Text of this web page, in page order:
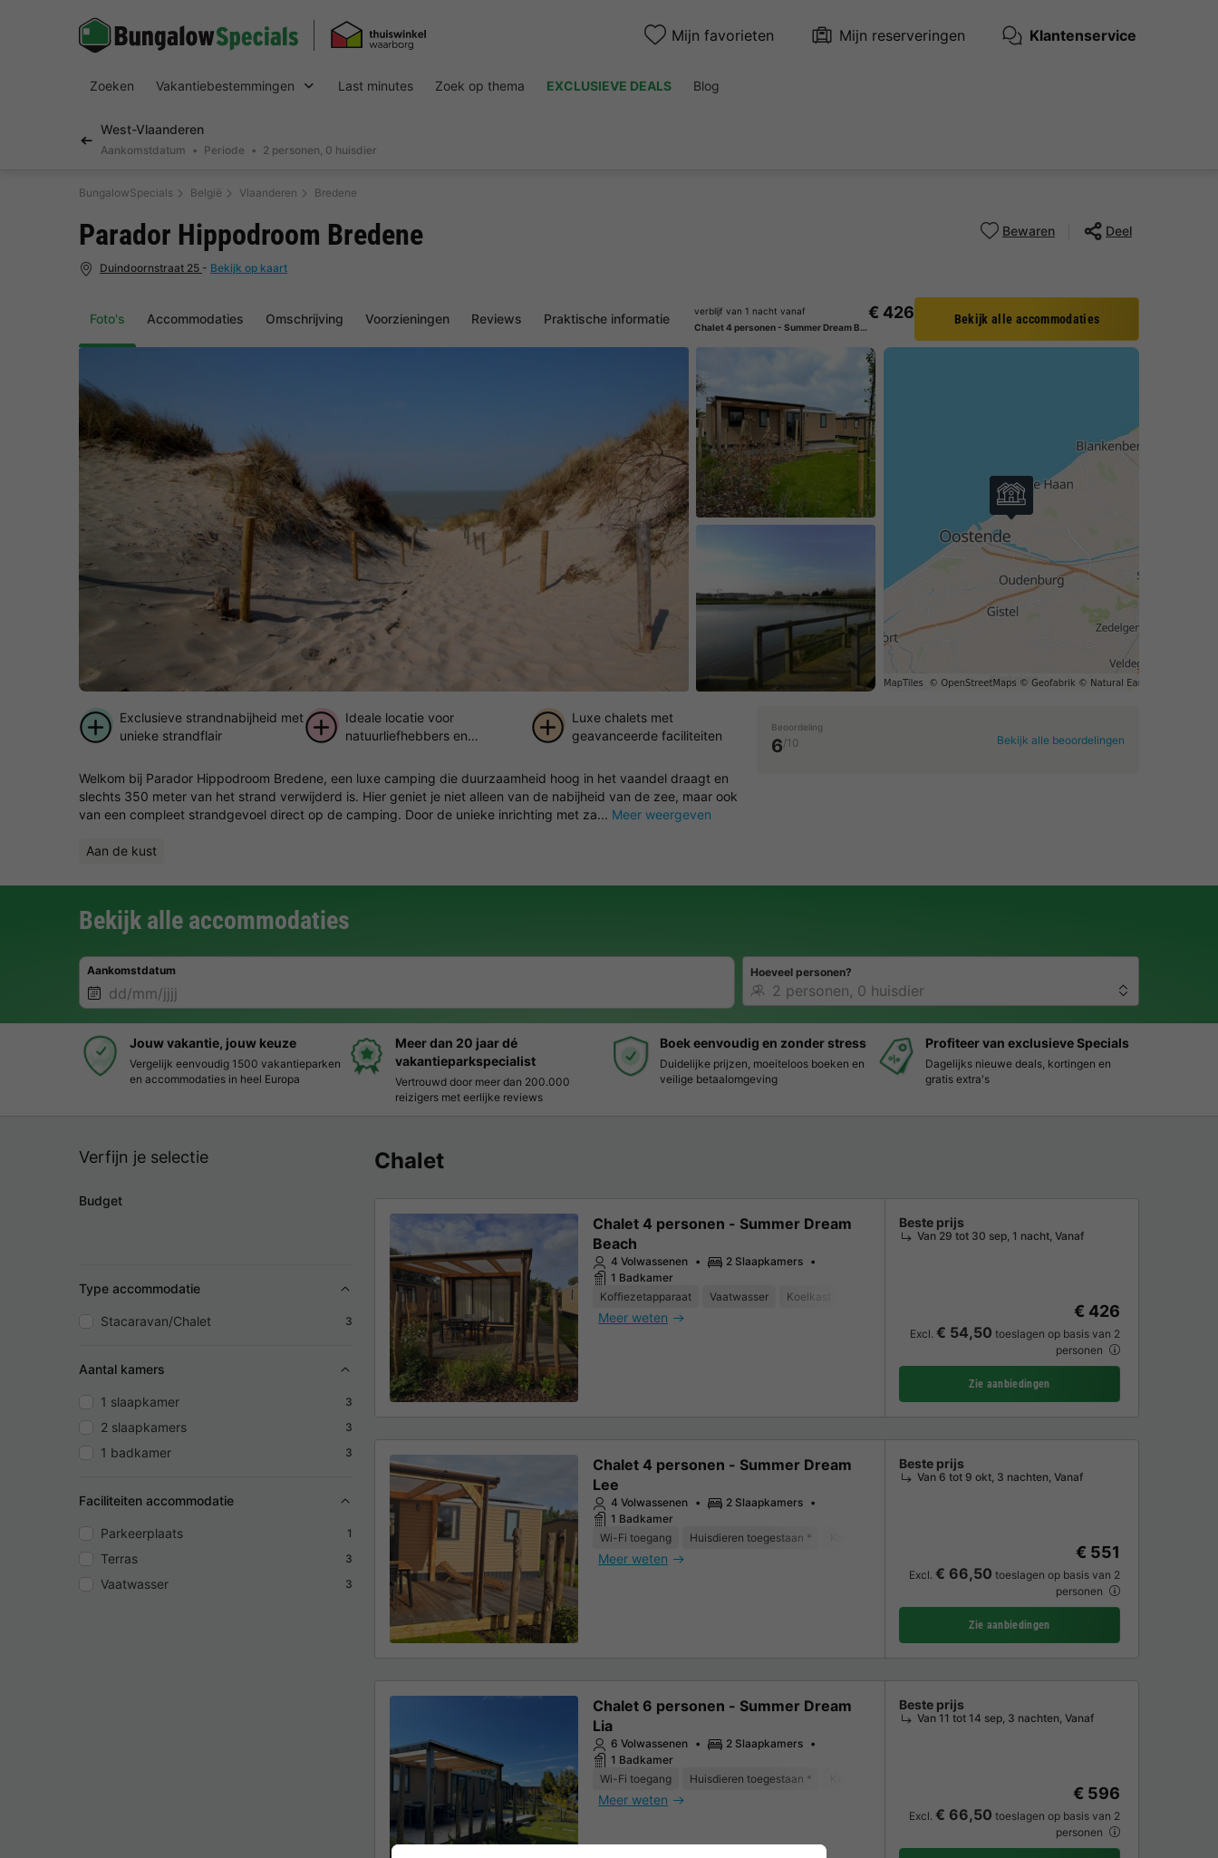
Mijn favorieten Mijn reserveringen Klantenservice
Zoeken Vakantiebestemmingen Last minutes Zoek op thema EXCLUSIEVE DEALS Blog
West-Vlaanderen
Aankomstdatum Periode 2 personen, 0 huisdier
BungalowSpecials België Vlaanderen Bredene
Foto's Accommodaties Omschrijving Voorzieningen Reviews Praktische informatie
verblijf van 1 nacht vanaf
Chalet 4 personen - Summer Dream Beach
€ 426 Bekijk alle accommodaties
Parador Hippodroom Bredene Bewaren Deel
Duindoornstraat 25 - Bekijk op kaart
foto's
Beoordeling
6/10 Bekijk alle beoordelingen
Exclusieve strandnabijheid met
unieke strandflair
Ideale locatie voor
natuurliefhebbers en
Luxe chalets met
geavanceerde faciliteiten
Welkom bij Parador Hippodroom Bredene, een luxe camping die duurzaamheid hoog in het vaandel draagt en
slechts 350 meter van het strand verwijderd is. Hier geniet je niet alleen van de nabijheid van de zee, maar ook
van een compleet strandgevoel direct op de camping. Door de unieke inrichting met za... Meer weergeven
Aan de kust
Bekijk alle accommodaties
Aankomstdatum Hoeveel personen?
Jouw vakantie, jouw keuze
Vergelijk eenvoudig 1500 vakantieparken
en accommodaties in heel Europa
Meer dan 20 jaar dé
vakantieparkspecialist
Vertrouwd door meer dan 200.000
reizigers met eerlijke reviews
Boek eenvoudig en zonder stress
Duidelijke prijzen, moeiteloos boeken en
veilige betaalomgeving
Profiteer van exclusieve Specials
Dagelijks nieuwe deals, kortingen en
gratis extra's
Verfijn je selectie
Budget
Type accommodatie
Stacaravan/Chalet 3
Aantal kamers
1 slaapkamer 3
2 slaapkamers 3
1 badkamer 3
Faciliteiten accommodatie
Parkeerplaats 1
Terras 3
Vaatwasser 3
Chalet
Chalet 4 personen - Summer Dream
Beach
4 Volwassenen
2 Slaapkamers
1 Badkamer
Koffiezetapparaat
Vaatwasser Koelkast
Meer weten
Beste prijs
Van 29 tot 30 sep, 1 nacht, Vanaf
€ 426
Excl. € 54,50 toeslagen op basis van 2
personen
Zie aanbiedingen
Chalet 4 personen - Summer Dream
Lee
4 Volwassenen
2 Slaapkamers
1 Badkamer
Wi-Fi toegang
Huisdieren toegestaan *
Meer weten
Beste prijs
Van 6 tot 9 okt, 3 nachten, Vanaf
€ 551
Excl. € 66,50 toeslagen op basis van 2
personen
Zie aanbiedingen
Chalet 6 personen - Summer Dream
Lia
6 Volwassenen
2 Slaapkamers
1 Badkamer
Wi-Fi toegang
Huisdieren toegestaan *
Meer weten
Beste prijs
Van 11 tot 14 sep, 3 nachten, Vanaf
€ 596
Excl. € 66,50 toeslagen op basis van 2
personen